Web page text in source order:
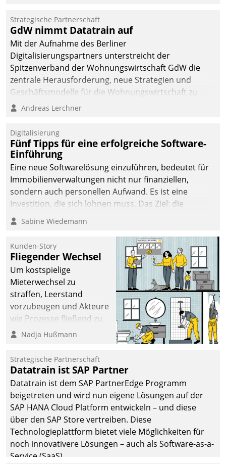
kommunale Wohnungsbauunternehmen daher
gemeinsam mit der Berliner Datatrain GmbH den
Teilprozess der Objektsanierung digitalisiert.
Strategische Partnerschaft
GdW nimmt Datatrain auf
Mit der Aufnahme des Berliner
Digitalisierungspartners unterstreicht der
Spitzenverband der Wohnungswirtschaft GdW die
zentrale Herausforderung, neue Strategien und
Geschäftsmodelle für die Wohnungswirtschaft zu
entwickeln.
Andreas Lerchner
Digitalisierung
Fünf Tipps für eine erfolgreiche Software-
Einführung
Eine neue Softwarelösung einzuführen, bedeutet für
Immobilienverwaltungen nicht nur finanziellen,
sondern auch personellen Aufwand. Es ist eine
Investition, die sich lohnen muss. Das Ziel: die
nachhaltige Optimierung der Geschäftsabläufe. Damit
dieses Ziel erreicht wird, sollten einige Grundregeln
Sabine Wiedemann
Kunden-Story
Fliegender Wechsel
Um kostspielige
Mieterwechsel zu
straffen, Leerstand
vorzubeugen und Akteure
wie Prozesse fließend zu
vernetzen, nutzt die
Jahresbeginn eine
Überblick, Einsicht und
Eingriff bietende Lösung.
Zur Entwicklung setzte
man auf
Cloudtechnologie,
bewährte und Startup-
Partner sowie erstmals
agile Projektmethoden.
Nadja Hußmann
Strategische Partnerschaft
Datatrain ist SAP Partner
Datatrain ist dem SAP PartnerEdge Programm
beigetreten und wird nun eigene Lösungen auf der
SAP HANA Cloud Platform entwickeln – und diese
über den SAP Store vertreiben. Diese
Technologieplattform bietet viele Möglichkeiten für
noch innovativere Lösungen – auch als Software-as-a-
Service (SaaS).